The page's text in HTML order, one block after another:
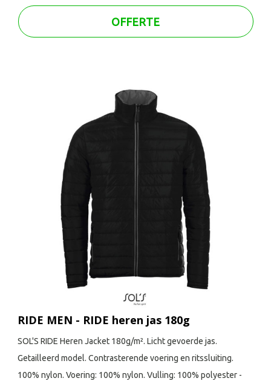
OFFERTE
RIDE MEN - RIDE heren jas 180g
SOL'S RIDE Heren Jacket 180g/m². Licht gevoerde jas.
Getailleerd model. Contrasterende voering en ritssluiting.
100% nylon. Voering: 100% nylon. Vulling: 100% polyester -